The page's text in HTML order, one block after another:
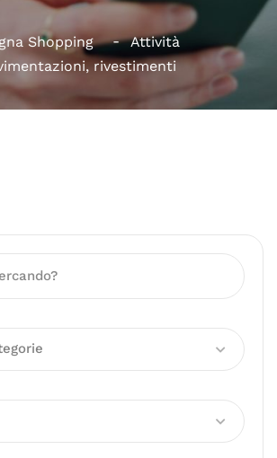
Shopping
Attività
rivestimenti